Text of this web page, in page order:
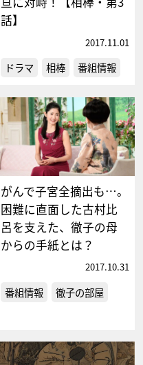
話】
2017.11.01
ドラマ 相棒 番組情報
がんで子宮全摘出も…。
困難に直面した古村比
呂を支えた、徹子の母
からの手紙とは？
2017.10.31
番組情報 徹子の部屋